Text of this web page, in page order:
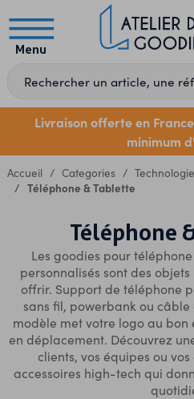
Menu
Livraison offerte en
minimum
Accueil Categories
Téléphone & Tablette
Téléphone
Les goodies pour
personnalisés sont des
offrir. Support de téléphone
sans fil, powerbank ou
modèle met votre logo au
en déplacement. Découvrez
clients, vos équipes ou
accessoires high-tech qui